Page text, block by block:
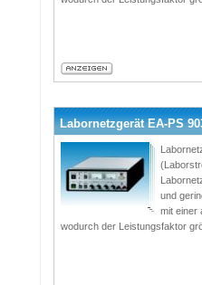
Labornetzgerät EA-PS
und
mit einer
wodurch der Leistungsfaktor